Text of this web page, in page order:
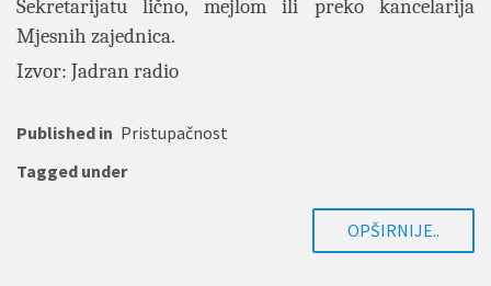
Sekretarijatu lično, mejlom ili preko kancelarija
Mjesnih zajednica.
Izvor: Jadran radio
Published in Pristupačnost
Tagged under
OPŠIRNIJE..